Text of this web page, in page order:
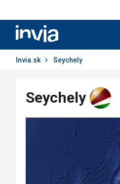
Invia.sk
Invia.sk Seychely
Seychely